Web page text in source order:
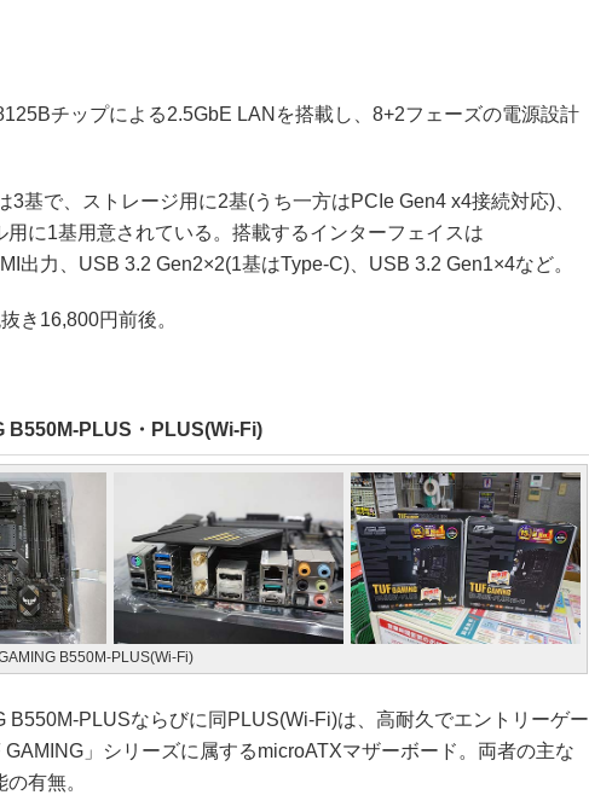
チップによる2.5GbE LANを搭載し、8+2フェーズの電源設計
基で、ストレージ用に2基(うち一方はPCIe Gen4 x4接続対応)、
用に1基用意されている。搭載するインターフェイスは
出力、USB 3.2 Gen2×2(1基はType-C)、USB 3.2 Gen1×4など。
き16,800円前後。
B550M-PLUS・PLUS(Wi-Fi)
B550M-PLUS(Wi-Fi)
PLUSならびに同PLUS(Wi-Fi)は、高耐久でエントリーゲー
GAMING」シリーズに属するmicroATXマザーボード。両者の主な
有無。